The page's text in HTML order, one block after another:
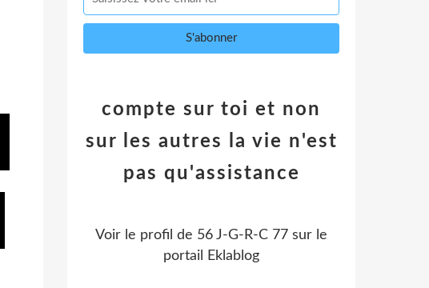
compte sur toi et non
sur les autres la vie n'est
pas qu'assistance
Voir le profil de 56 J-G-R-C 77 sur le
portail Eklablog